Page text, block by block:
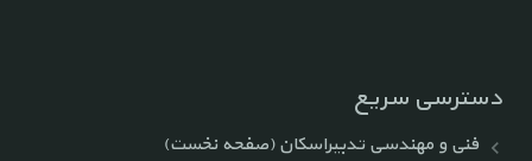
دسترسی سریع
فنی و مهندسی تدبیراسکان (صفحه نخست)